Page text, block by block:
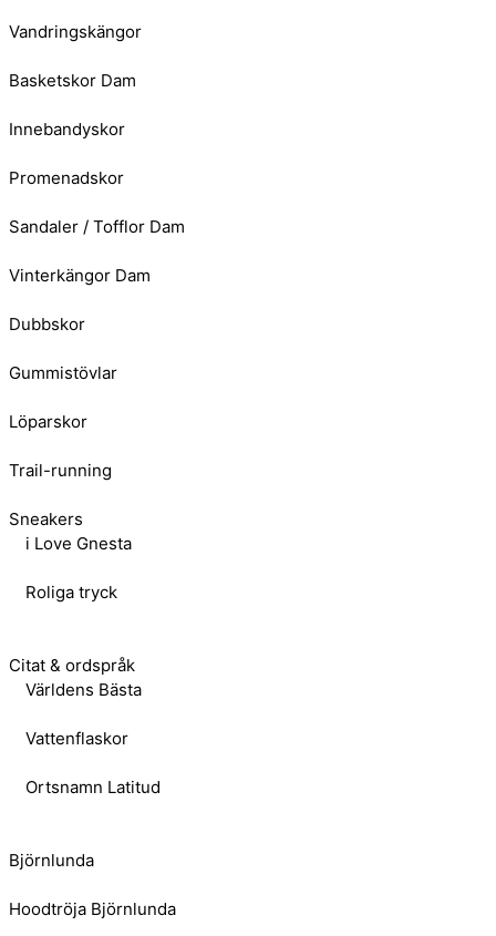
Vandringskängor
Basketskor Dam
Innebandyskor
Promenadskor
Sandaler / Tofflor Dam
Vinterkängor Dam
Dubbskor
Gummistövlar
Löparskor
Trail-running
Sneakers
i Love Gnesta
Roliga tryck
Citat & ordspråk
Världens Bästa
Vattenflaskor
Ortsnamn Latitud
Björnlunda
Hoodtröja Björnlunda